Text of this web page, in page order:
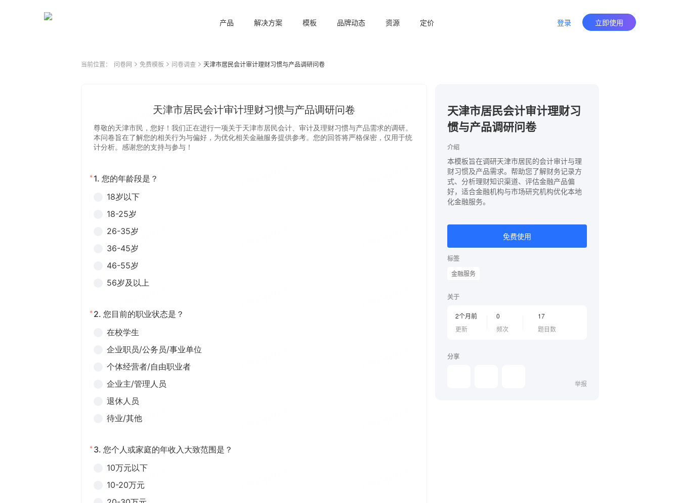
产品 解决方案 模板 品牌动态 资源 定价 登录 立即使用
当前位置： 问卷网 免费模板 问卷调查 天津市居民会计审计理财习惯与产品调研问卷
天津市居民会计审计理财习
惯与产品调研问卷
介绍
本模板旨在调研天津市居民的会计审计与理
财习惯及产品需求。帮助您了解财务记录方
式、分析理财知识渠道、评估金融产品偏
好，适合金融机构与市场研究机构优化本地
化金融服务。
免费使用
标签
金融服务
关于
2个月前
更新
0
频次
17
题目数
分享
举报